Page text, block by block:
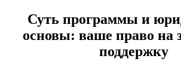
Суть программы и
основы: ваше право на
поддержку